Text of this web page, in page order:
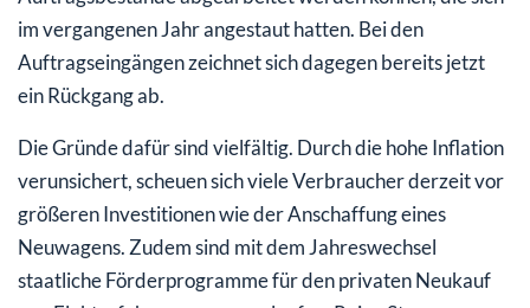
im vergangenen Jahr angestaut hatten. Bei den
Auftragseingängen zeichnet sich dagegen bereits jetzt
ein Rückgang ab.
Die Gründe dafür sind vielfältig. Durch die hohe Inflation
verunsichert, scheuen sich viele Verbraucher derzeit vor
größeren Investitionen wie der Anschaffung eines
Neuwagens. Zudem sind mit dem Jahreswechsel
staatliche Förderprogramme für den privaten Neukauf